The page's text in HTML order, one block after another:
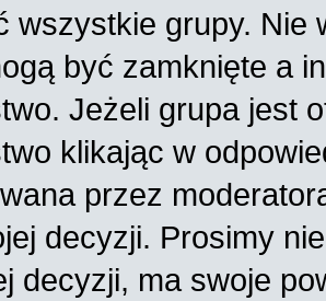
wszystkie grupy.
być zamknięte a
Jeżeli grupa jest
klikając w
przez
decyzji. Prosimy
decyzji, ma swoje